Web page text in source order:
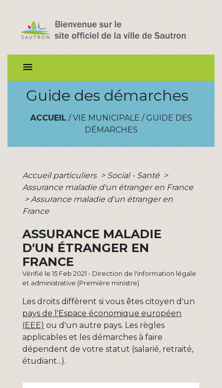
menu
Guide des démarches
ACCUEIL / VIE MUNICIPALE / GUIDE DES
DÉMARCHES
Accueil particuliers > Social - Santé >
Assurance maladie d'un étranger en France
> Assurance maladie d'un étranger en
France
ASSURANCE MALADIE
D'UN ÉTRANGER EN
FRANCE
Vérifié le 15 Feb 2021 - Direction de l'information légale
et administrative (Première ministre)
Les droits diffèrent si vous êtes citoyen d'un
pays de l'Espace économique européen
(EEE) ou d'un autre pays. Les règles
applicables et les démarches à faire
dépendent de votre statut (salarié, retraité,
étudiant...).